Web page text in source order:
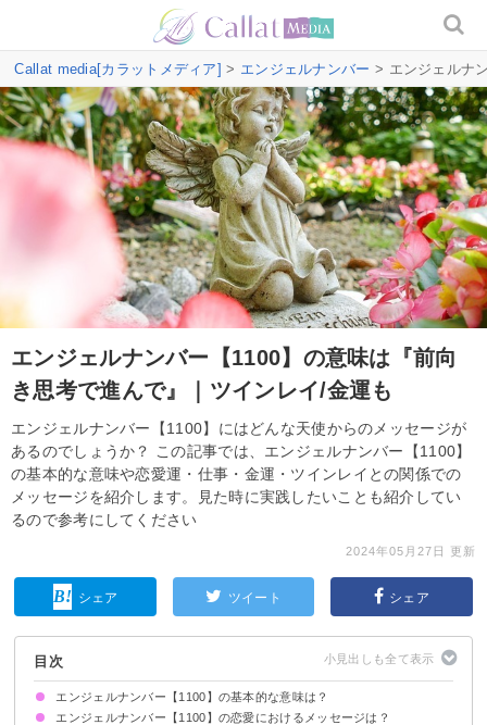
Callat media[カラットメディア] > エンジェルナンバー > エンジェルナ
エンジェルナンバー【1100】の意味は『前向
き思考で進んで』｜ツインレイ/金運も
エンジェルナンバー【1100】にはどんな天使からのメッセージが
あるのでしょうか？ この記事では、エンジェルナンバー【1100】
の基本的な意味や恋愛運・仕事・金運・ツインレイとの関係での
メッセージを紹介します。見た時に実践したいことも紹介してい
るので参考にしてください
2024年05月27日 更新
シェア ツイート シェア
目次
エンジェルナンバー【1100】の基本的な意味は？
天使の声に耳を傾けてください
信念を貫きましょう
エンジェルナンバー【1100】の恋愛におけるメッセージは？